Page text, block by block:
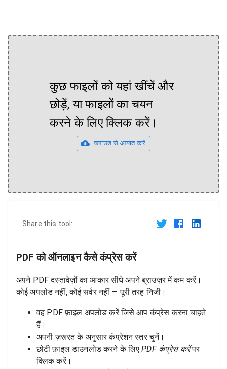
कुछ फाइलों को यहां खींचें और
छोड़ें, या फाइलों का चयन
करने के लिए क्लिक करें।
क्लाउड से आयात करें
Share this tool:
PDF को ऑनलाइन कैसे कंप्रेस करें
अपने PDF दस्तावेज़ों का आकार सीधे अपने ब्राउज़र में कम करें।
कोई अपलोड नहीं, कोई सर्वर नहीं — पूरी तरह निजी।
वह PDF फ़ाइल अपलोड करें जिसे आप कंप्रेस करना चाहते
हैं।
अपनी ज़रूरत के अनुसार कंप्रेशन स्तर चुनें।
छोटी फ़ाइल डाउनलोड करने के लिएPDF कंप्रेस करेंपर
क्लिक करें।